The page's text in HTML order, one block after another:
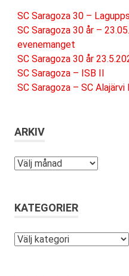
SC Saragoza 30 –
SC Saragoza 30 år –
evenemanget
SC Saragoza 30 år
SC Saragoza – ISB II
SC Saragoza – SC Alajärvi
ARKIV
Arkiv
KATEGORIER
Kategorier